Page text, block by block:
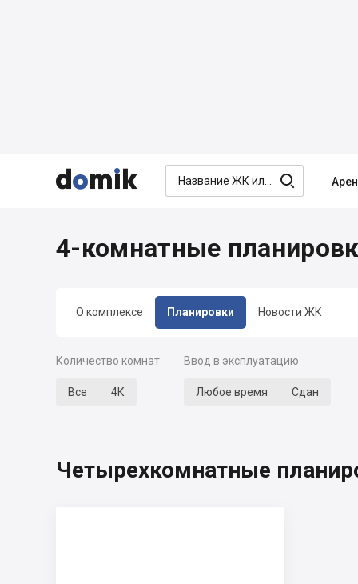


 
О комплексе Планировки Новости ЖК
4-комнатные
Количество комнат
Все 4К
Ввод в эксплуатацию
Любое время Сдан
Четырехкомнатные